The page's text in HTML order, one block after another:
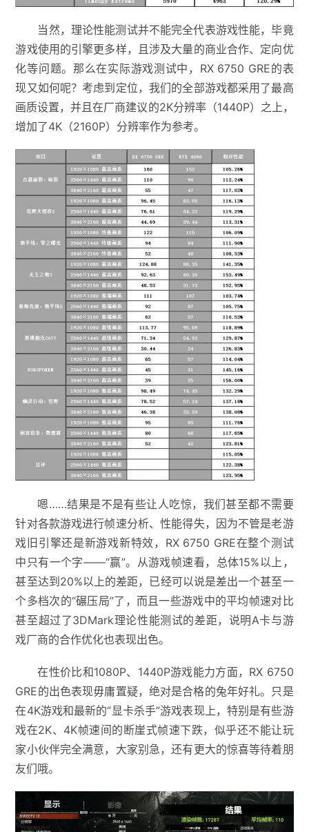
当然，理论性能测试并不能完全代表游戏性能，毕竟
游戏使用的引擎更多样，且涉及大量的商业合作、定向优
化等问题。那么在实际游戏测试中，RX 6750 GRE的表
现又如何呢？考虑到定位，我们的全部游戏都采用了最高
画质设置，并且在厂商建议的2K分辨率（1440P）之上，
增加了4K（2160P）分辨率作为参考。
嗯……结果是不是有些让人吃惊，我们甚至都不需要
针对各款游戏进行帧速分析、性能得失，因为不管是老游
戏旧引擎还是新游戏新特效，RX 6750 GRE在整个测试
中只有一个字——“赢”。从游戏帧速看，总体15%以上，
甚至达到20%以上的差距，已经可以说是差出一个甚至一
个多档次的“碾压局”了，而且一些游戏中的平均帧速对比
甚至超过了3DMark理论性能测试的差距，说明A卡与游
戏厂商的合作优化也表现出色。
在性价比和1080P、1440P游戏能力方面，RX 6750
GRE的出色表现毋庸置疑，绝对是合格的兔年好礼。只是
在4K游戏和最新的“显卡杀手”游戏表现上，特别是有些游
戏在2K、4K帧速间的断崖式帧速下跌，似乎还不能让玩
家小伙伴完全满意，大家别急，还有更大的惊喜等待着朋
友们哦。